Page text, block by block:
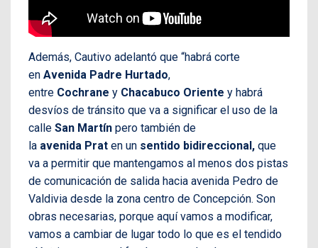
Además, Cautivo adelantó que “habrá corte
en Avenida Padre Hurtado,
entre Cochrane y Chacabuco Oriente y habrá
desvíos de tránsito que va a significar el uso de la
calle San Martín pero también de
la avenida Prat en un sentido bidireccional, que
va a permitir que mantengamos al menos dos pistas
de comunicación de salida hacia avenida Pedro de
Valdivia desde la zona centro de Concepción. Son
obras necesarias, porque aquí vamos a modificar,
vamos a cambiar de lugar todo lo que es el tendido